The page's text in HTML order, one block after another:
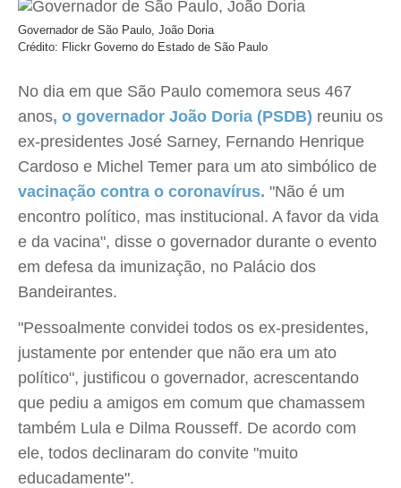
Governador de São Paulo, João Doria
Crédito: Flickr Governo do Estado de São Paulo
No dia em que São Paulo comemora seus 467
anos, o governador João Doria (PSDB) reuniu os
ex-presidentes José Sarney, Fernando Henrique
Cardoso e Michel Temer para um ato simbólico de
vacinação contra o coronavírus. "Não é um
encontro político, mas institucional. A favor da vida
e da vacina", disse o governador durante o evento
em defesa da imunização, no Palácio dos
Bandeirantes.
"Pessoalmente convidei todos os ex-presidentes,
justamente por entender que não era um ato
político", justificou o governador, acrescentando
que pediu a amigos em comum que chamassem
também Lula e Dilma Rousseff. De acordo com
ele, todos declinaram do convite "muito
educadamente".